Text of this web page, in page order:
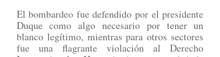
El bombardeo fue defendido por el presidente
Duque como algo necesario por tener un
blanco legítimo, mientras para otros sectores
fue una flagrante violación al Derecho